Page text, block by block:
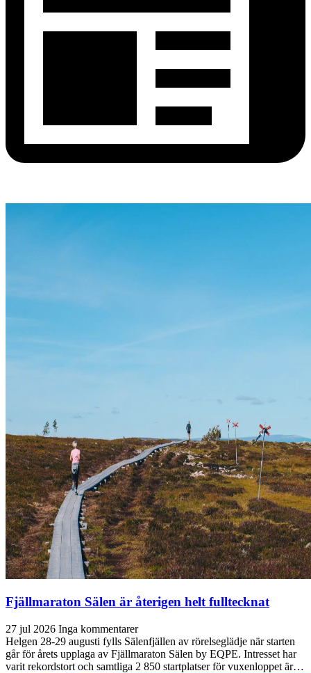
Fjällmaraton Sälen är återigen helt fulltecknat
27 jul 2026 Inga kommentarer
Helgen 28-29 augusti fylls Sälenfjällen av rörelseglädje när starten
går för årets upplaga av Fjällmaraton Sälen by EQPE. Intresset har
varit rekordstort och samtliga 2 850 startplatser för vuxenloppet är…